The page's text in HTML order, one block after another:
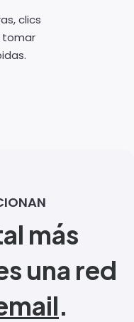
clics
tomar
más
una red
.